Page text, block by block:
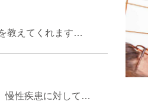
教えてくれます…
慢性疾患に対して…